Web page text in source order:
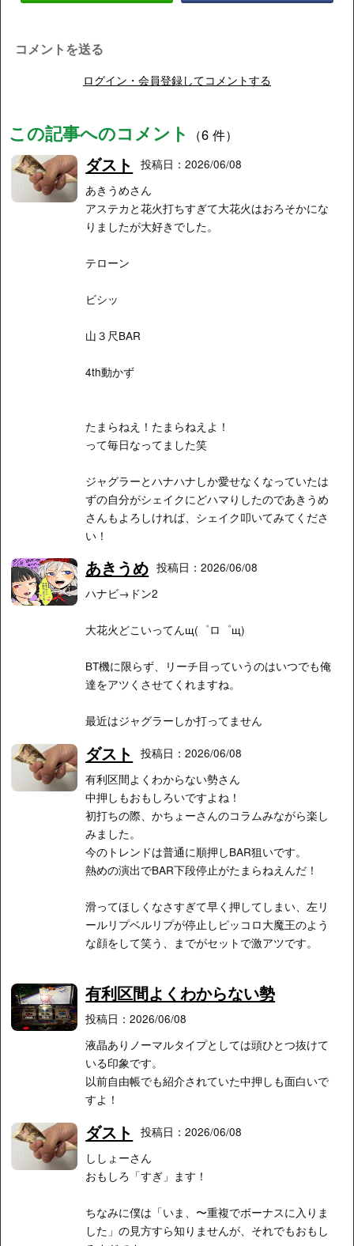
コメントを送る
ログイン・会員登録してコメントする
この記事へのコメント （6 件）
ダスト
投稿日：2026/06/08
あきうめさん
アステカと花火打ちすぎて大花火はおろそかにな
りましたが大好きでした。
テローン
ビシッ
山３尺BAR
4th動かず
たまらねえ！たまらねえよ！
って毎日なってました笑
ジャグラーとハナハナしか愛せなくなっていたは
ずの自分がシェイクにどハマりしたのであきうめ
さんもよろしければ、シェイク叩いてみてくださ
い！
あきうめ 投稿日：2026/06/08
ハナビ→ドン2
大花火どこいってんщ⁠(⁠゜⁠ロ⁠゜⁠щ⁠)
BT機に限らず、リーチ目っていうのはいつでも俺
達をアツくさせてくれますね。
最近はジャグラーしか打ってません
ダスト
投稿日：2026/06/08
有利区間よくわからない勢さん
中押しもおもしろいですよね！
初打ちの際、かちょーさんのコラムみながら楽し
みました。
今のトレンドは普通に順押しBAR狙いです。
熱めの演出でBAR下段停止がたまらねえんだ！
滑ってほしくなさすぎて早く押してしまい、左リ
ールリプベルリプが停止しピッコロ大魔王のよう
な顔をして笑う、までがセットで激アツです。
有利区間よくわからない勢
投稿日：2026/06/08
液晶ありノーマルタイプとしては頭ひとつ抜けて
いる印象です。
以前自由帳でも紹介されていた中押しも面白いで
すよ！
ダスト
投稿日：2026/06/08
ししょーさん
おもしろ「すぎ」ます！
ちなみに僕は「いま、〜重複でボーナスに入りま
した」の見方すら知りませんが、それでもおもし